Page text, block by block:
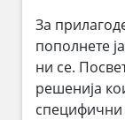
За
пополнете
ни се.
решенија